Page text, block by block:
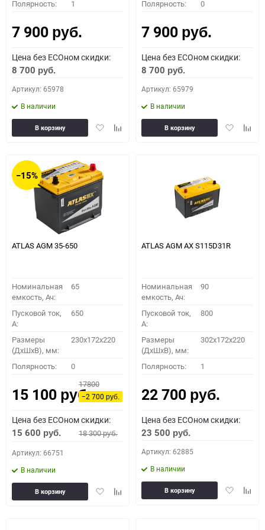
Полярность: 1
7 900 руб.
Цена без ECOном скидки:
8 700 руб.
Артикул: 65978
В наличии
ДобавитьДобавить
В корзину
Полярность: 0
7 900 руб.
Цена без ECOном скидки:
8 700 руб.
Артикул: 65979
В наличии
Добавить
В корзину
−15%
ATLAS AGM 35-650
Номинальная
емкость, Ач:
65
Пусковой ток,
A:
650
Размеры
(ДхШхВ), мм:
230x172x220
Полярность: 0
15 100 руб.
17800
−2 700руб.
Цена без ECOном скидки:
15 600 руб. 18 300руб.
Артикул: 66751
В наличии
ДобавитьДобавить
В корзину
ATLAS AGM AX S115D31R
Номинальная
емкость, Ач:
90
Пусковой ток,
A:
800
Размеры
(ДхШхВ), мм:
302x172x220
Полярность: 1
22 700 руб.
Цена без ECOном скидки:
23 500 руб.
Артикул: 62885
В наличии
Добавить
В корзину